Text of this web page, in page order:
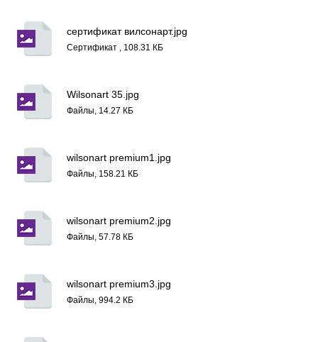
сертификат вилсонарт.jpg
Сертификат , 108.31 КБ
Wilsonart 35.jpg
Файлы, 14.27 КБ
wilsonart premium1.jpg
Файлы, 158.21 КБ
wilsonart premium2.jpg
Файлы, 57.78 КБ
wilsonart premium3.jpg
Файлы, 994.2 КБ